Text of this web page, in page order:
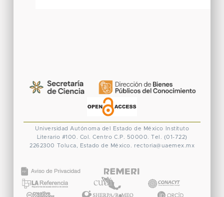
Universidad Autónoma del Estado de México
Instituto
Literario #100. Col. Centro C.P. 50000. Tel. (01-722)
2262300 Toluca, Estado de México. rectoria@uaemex.mx